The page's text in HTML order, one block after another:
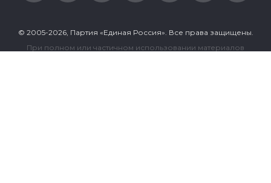
© 2005-2026, Партия «Единая Россия». Все права защищены.
При полном или частичном использовании материалов